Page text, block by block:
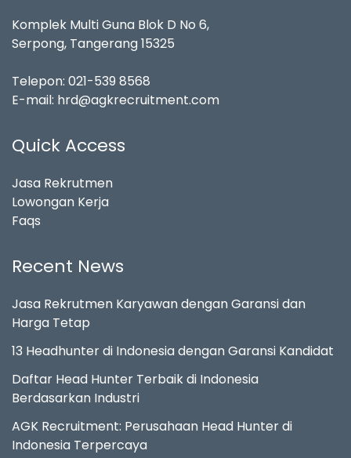
Komplek Multi Guna Blok D No 6,
Serpong, Tangerang 15325
Telepon: 021-539 8568
E-mail: hrd@agkrecruitment.com
Quick Access
Jasa Rekrutmen
Lowongan Kerja
Faqs
Recent News
Jasa Rekrutmen Karyawan dengan Garansi dan
Harga Tetap
13 Headhunter di Indonesia dengan Garansi Kandidat
Daftar Head Hunter Terbaik di Indonesia
Berdasarkan Industri
AGK Recruitment: Perusahaan Head Hunter di
Indonesia Terpercaya